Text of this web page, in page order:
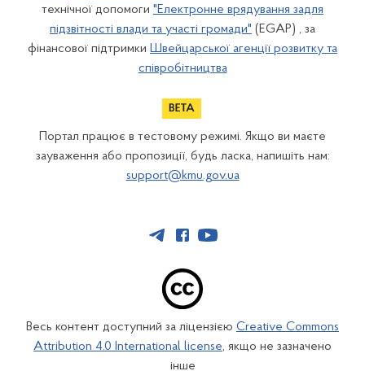
технічної допомоги "Електронне врядування задля
підзвітності влади та участі громади" (EGAP) , за
фінансової підтримки Швейцарської агенції розвитку та
співробітництва
Портал працює в тестовому режимі. Якщо ви маєте
зауваження або пропозиції, будь ласка, напишіть нам:
support@kmu.gov.ua
Весь контент доступний за ліцензією Creative Commons
Attribution 4.0 International license, якщо не зазначено
інше